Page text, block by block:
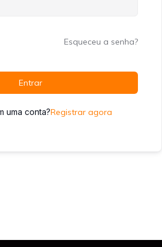
Esqueceu a senha?
Entrar
uma conta?Registrar agora